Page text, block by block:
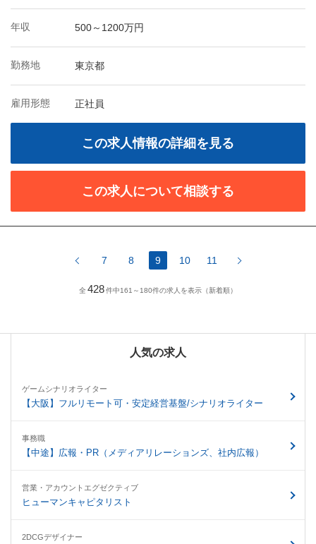
年収 500～1200万円
勤務地 東京都
雇用形態 正社員
この求人情報の詳細を見る
この求人について相談する
7 8 9 10 11
全428件中161～180件の求人を表示（新着順）
人気の求人
ゲームシナリオライター
【大阪】フルリモート可・安定経営基盤/シナリオライター
事務職
【中途】広報・PR（メディアリレーションズ、社内広報）
営業・アカウントエグゼクティブ
ヒューマンキャピタリスト
2DCGデザイナー